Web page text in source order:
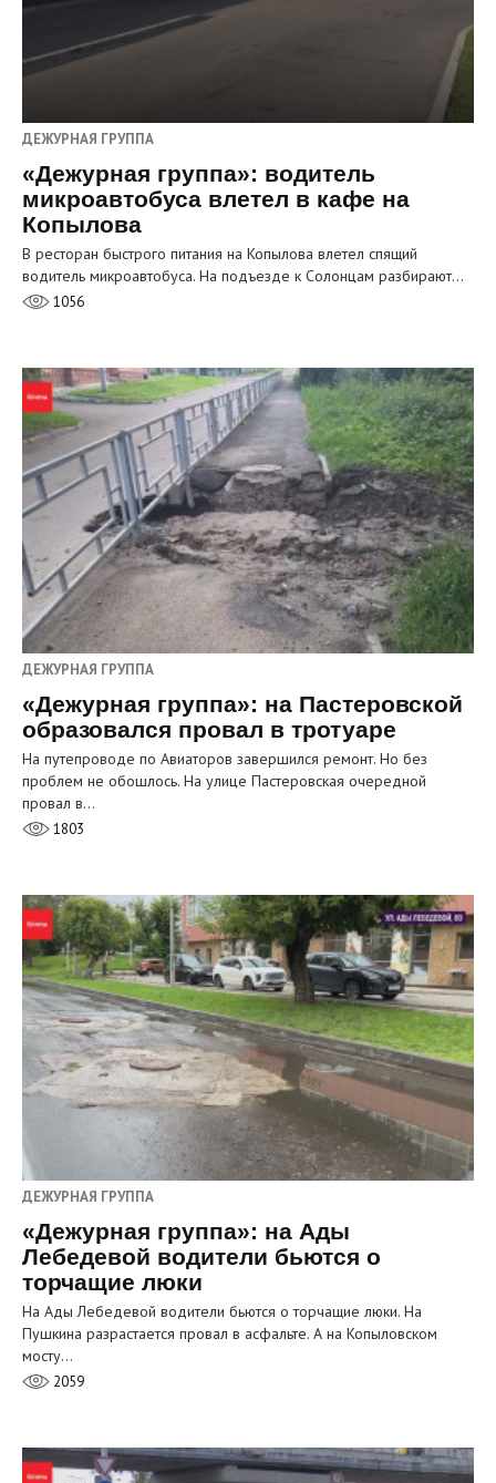
ДЕЖУРНАЯ ГРУППА
«Дежурная группа»: водитель
микроавтобуса влетел в кафе на
Копылова
В ресторан быстрого питания на Копылова влетел спящий
водитель микроавтобуса. На подъезде к Солонцам разбирают…
1056
ДЕЖУРНАЯ ГРУППА
«Дежурная группа»: на Пастеровской
образовался провал в тротуаре
На путепроводе по Авиаторов завершился ремонт. Но без
проблем не обошлось. На улице Пастеровская очередной
провал в…
1803
ДЕЖУРНАЯ ГРУППА
«Дежурная группа»: на Ады
Лебедевой водители бьются о
торчащие люки
На Ады Лебедевой водители бьются о торчащие люки. На
Пушкина разрастается провал в асфальте. А на Копыловском
мосту…
2059